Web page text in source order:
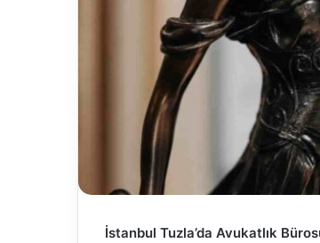
İstanbul Tuzla’da Avukatlık